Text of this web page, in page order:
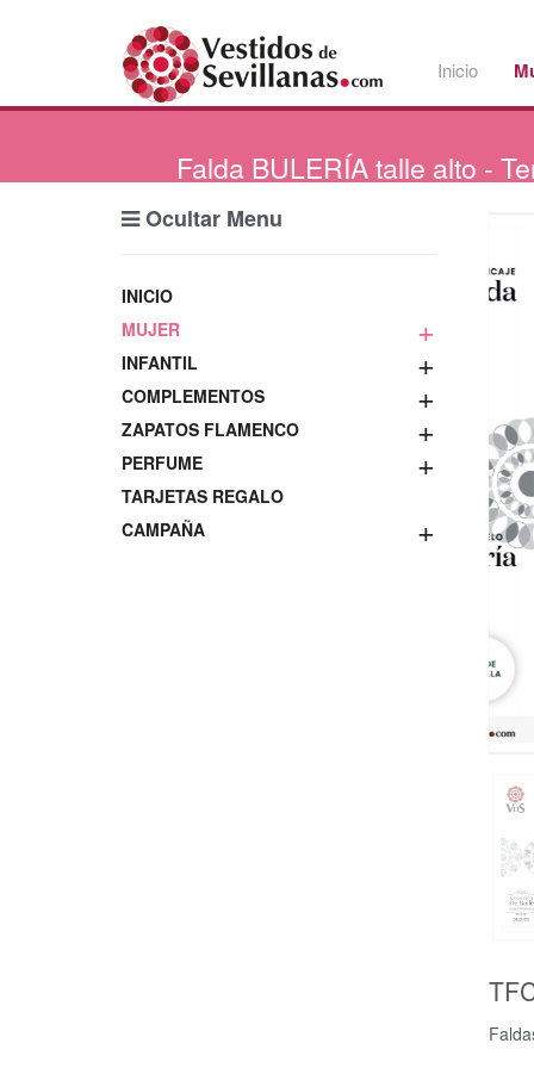
Inicio
FaldaBULERÍA talle alto -
Ocultar Menu
INICIO
+
MUJER
+
INFANTIL
+
COMPLEMENTOS
+
ZAPATOS FLAMENCO
+
PERFUME
TARJETAS REGALO
+
CAMPAÑA